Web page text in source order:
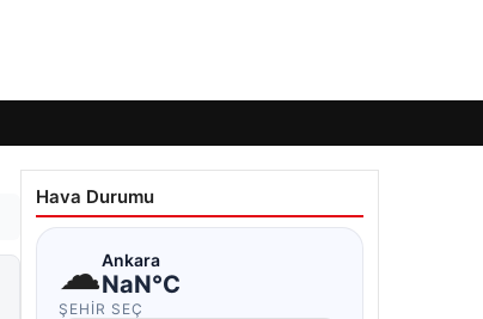
Hava Durumu
☁Ankara
NaN°C
ŞEHIR SEÇ